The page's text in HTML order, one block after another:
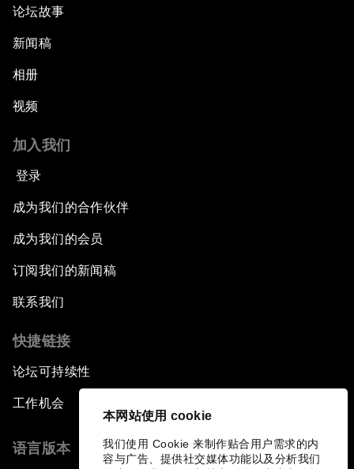
本网站使用 cookie
我们使用 Cookie 来制作贴合用户需求的内
容与广告、提供社交媒体功能以及分析我们
论坛故事
新闻稿
相册
视频
加入我们
登录
成为我们的合作伙伴
成为我们的会员
订阅我们的新闻稿
联系我们
快捷链接
论坛可持续性
工作机会
语言版本